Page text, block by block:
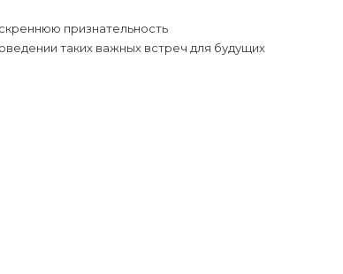
признательность
таких важных встреч для будущих